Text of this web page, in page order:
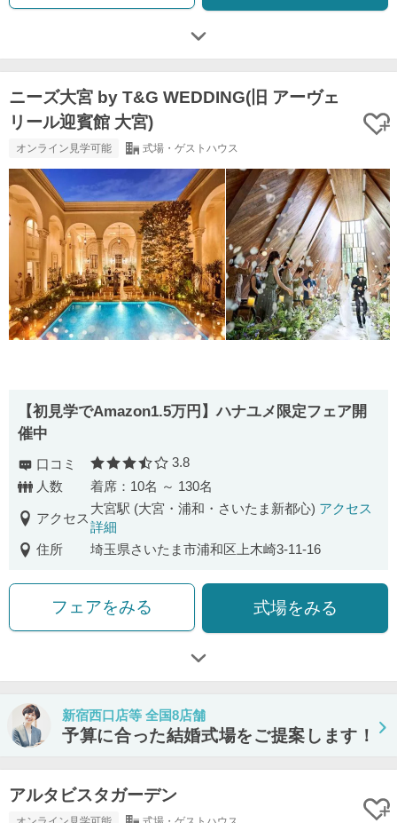
ニーズ大宮 by T&G WEDDING(旧 アーヴェ
リール迎賓館 大宮)
オンライン見学可能 式場・ゲストハウス
【初見学でAmazon1.5万円】ハナユメ限定フェア開
催中
口コミ 口コミ評価
3.8
人数
着席：10名 ～ 130名
アクセス
大宮駅 (大宮・浦和・さいたま新都心) アクセス
詳細
住所
埼玉県さいたま市浦和区上木崎3-11-16
フェアをみる 式場をみる
新宿西口店等 全国8店舗
予算に合った結婚式場をご提案します！
アルタビスタガーデン